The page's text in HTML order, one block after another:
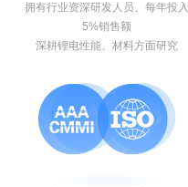
拥有行业资深研发人员、每年投入
5%销售额
深耕锂电性能、材料方面研究